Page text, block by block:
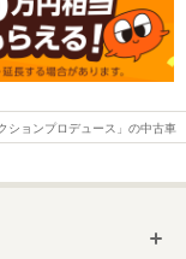
ションプロデュース」の中古車